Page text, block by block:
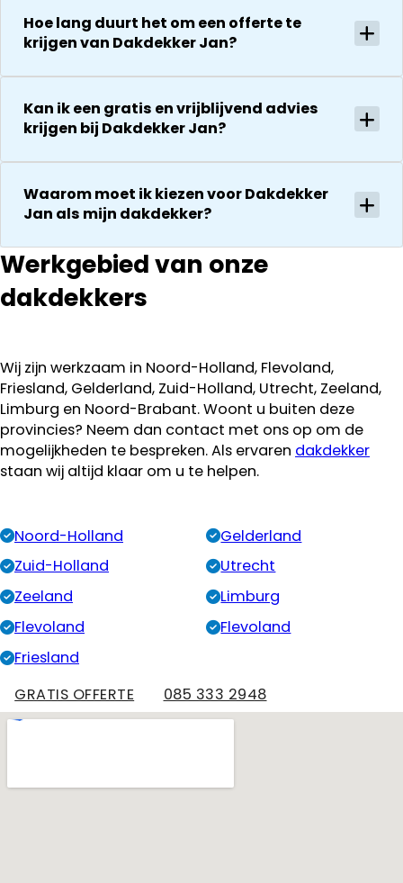
Hoe lang duurt het om een offerte te
krijgen van Dakdekker Jan?
Kan ik een gratis en vrijblijvend advies
krijgen bij Dakdekker Jan?
Waarom moet ik kiezen voor Dakdekker
Jan als mijn dakdekker?
Werkgebied van onze
dakdekkers
Wij zijn werkzaam in Noord-Holland, Flevoland,
Friesland, Gelderland, Zuid-Holland, Utrecht, Zeeland,
Limburg en Noord-Brabant. Woont u buiten deze
provincies? Neem dan contact met ons op om de
mogelijkheden te bespreken. Als ervaren dakdekker
staan wij altijd klaar om u te helpen.
Noord-Holland
Gelderland
Zuid-Holland
Utrecht
Zeeland
Limburg
Flevoland
Flevoland
Friesland
GRATIS OFFERTE
085 333 2948